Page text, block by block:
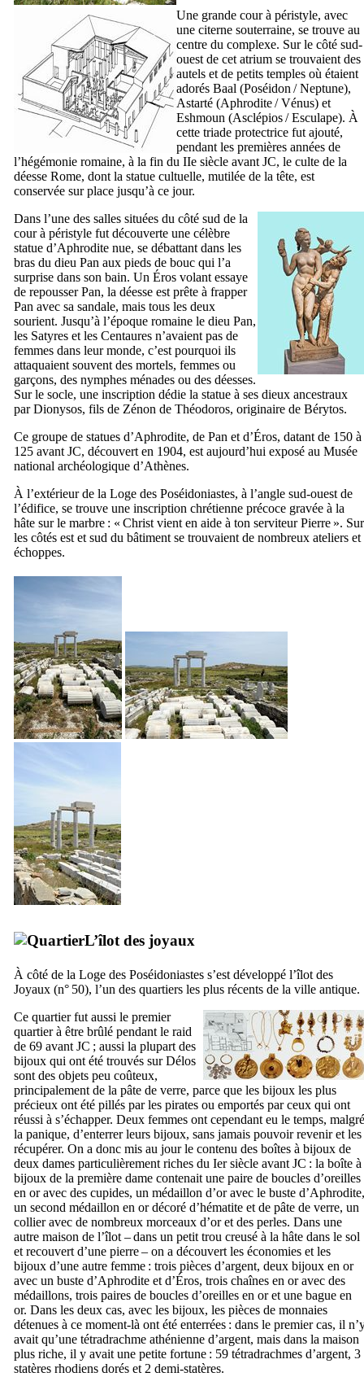
Une grande cour à péristyle, avec
une citerne souterraine, se trouve au
centre du complexe. Sur le côté sud-
ouest de cet atrium se trouvaient des
autels et de petits temples où étaient
adorés Baal (Poséidon / Neptune),
Astarté (Aphrodite / Vénus) et
Eshmoun (Asclépios / Esculape). À
cette triade protectrice fut ajouté,
pendant les premières années de
l’hégémonie romaine, à la fin du IIe siècle avant JC, le culte de la
déesse Rome, dont la statue cultuelle, mutilée de la tête, est
conservée sur place jusqu’à ce jour.
Dans l’une des salles situées du côté sud de la
cour à péristyle fut découverte une célèbre
statue d’Aphrodite nue, se débattant dans les
bras du dieu Pan aux pieds de bouc qui l’a
surprise dans son bain. Un Éros volant essaye
de repousser Pan, la déesse est prête à frapper
Pan avec sa sandale, mais tous les deux
sourient. Jusqu’à l’époque romaine le dieu Pan,
les Satyres et les Centaures n’avaient pas de
femmes dans leur monde, c’est pourquoi ils
attaquaient souvent des mortels, femmes ou
garçons, des nymphes ménades ou des déesses.
Sur le socle, une inscription dédie la statue à ses dieux ancestraux
par Dionysos, fils de Zénon de Théodoros, originaire de Bérytos.
Ce groupe de statues d’Aphrodite, de Pan et d’Éros, datant de 150 à
125 avant JC, découvert en 1904, est aujourd’hui exposé au Musée
national archéologique d’Athènes.
À l’extérieur de la Loge des Poséidoniastes, à l’angle sud-ouest de
l’édifice, se trouve une inscription chrétienne précoce gravée à la
hâte sur le marbre : « Christ vient en aide à ton serviteur Pierre ». Sur
les côtés est et sud du bâtiment se trouvaient de nombreux ateliers et
échoppes.
L’îlot des joyaux
À côté de la Loge des Poséidoniastes s’est développé l’îlot des
Joyaux (n° 50), l’un des quartiers les plus récents de la ville antique.
Ce quartier fut aussi le premier
quartier à être brûlé pendant le raid
de 69 avant JC ; aussi la plupart des
bijoux qui ont été trouvés sur Délos
sont des objets peu coûteux,
principalement de la pâte de verre, parce que les bijoux les plus
précieux ont été pillés par les pirates ou emportés par ceux qui ont
réussi à s’échapper. Deux femmes ont cependant eu le temps, malgré
la panique, d’enterrer leurs bijoux, sans jamais pouvoir revenir et les
récupérer. On a donc mis au jour le contenu des boîtes à bijoux de
deux dames particulièrement riches du Iersiècle avant JC : la boîte à
bijoux de la première dame contenait une paire de boucles d’oreilles
en or avec des cupides, un médaillon d’or avec le buste d’Aphrodite,
un second médaillon en or décoré d’hématite et de pâte de verre, un
collier avec de nombreux morceaux d’or et des perles. Dans une
autre maison de l’îlot – dans un petit trou creusé à la hâte dans le sol
et recouvert d’une pierre – on a découvert les économies et les
bijoux d’une autre femme : trois pièces d’argent, deux bijoux en or
avec un buste d’Aphrodite et d’Éros, trois chaînes en or avec des
médaillons, trois paires de boucles d’oreilles en or et une bague en
or. Dans les deux cas, avec les bijoux, les pièces de monnaies
détenues à ce moment-là ont été enterrées : dans le premier cas, il
avait qu’une tétradrachme athénienne d’argent, mais dans la maison
plus riche, il y avait une petite fortune : 59 tétradrachmes d’argent, 3
statères rhodiens dorés et 2 demi-statères.